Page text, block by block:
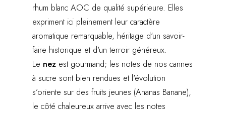
rhum blanc AOC de qualité supérieure. Elles
expriment ici pleinement leur caractère
aromatique remarquable, héritage d'un savoir-
faire historique et d'un terroir généreux.
Le nez est gourmand; les notes de nos cannes
à sucre sont bien rendues et l'évolution
s’oriente sur des fruits jeunes (Ananas Banane),
le côté chaleureux arrive avec les notes